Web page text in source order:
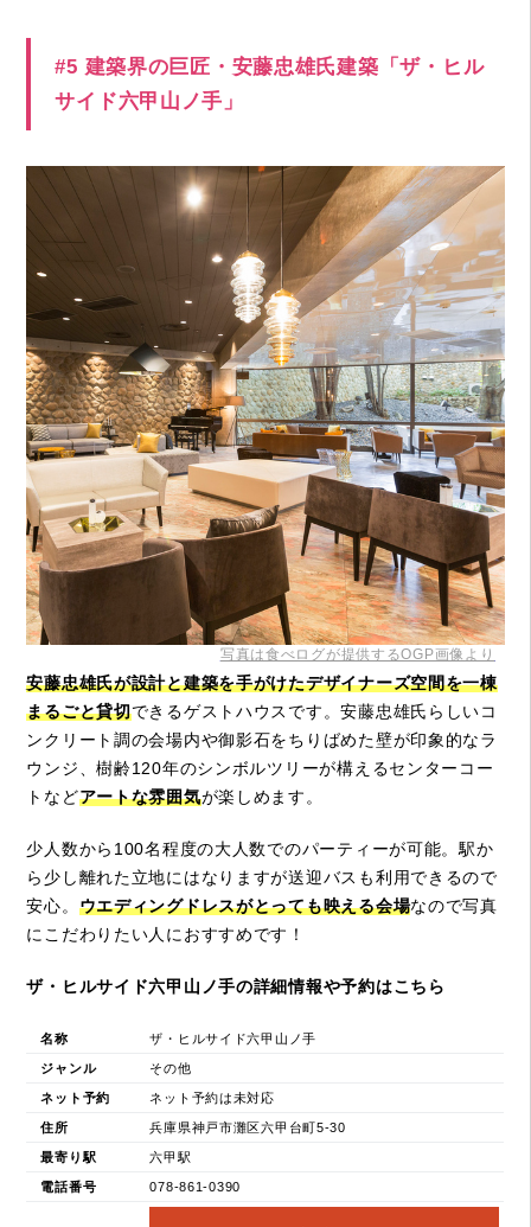
#5 建築界の巨匠・安藤忠雄氏建築「ザ・ヒル
サイド六甲山ノ手」
写真は食べログが提供するOGP画像より
安藤忠雄氏が設計と建築を手がけたデザイナーズ空間を一棟
まるごと貸切できるゲストハウスです。安藤忠雄氏らしいコ
ンクリート調の会場内や御影石をちりばめた壁が印象的なラ
ウンジ、樹齢120年のシンボルツリーが構えるセンターコー
トなどアートな雰囲気が楽しめます。
少人数から100名程度の大人数でのパーティーが可能。駅か
ら少し離れた立地にはなりますが送迎バスも利用できるので
安心。 ウエディングドレスがとっても映える会場なので写真
にこだわりたい人におすすめです！
ザ・ヒルサイド六甲山ノ手の詳細情報や予約はこちら
名称 ザ・ヒルサイド六甲山ノ手
ジャンル その他
ネット予約 ネット予約は未対応
住所 兵庫県神戸市灘区六甲台町5-30
最寄り駅 六甲駅
電話番号 078-861-0390